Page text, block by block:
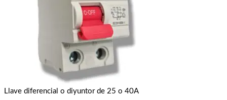
Llave diferencial o diyuntor de 25 o 40A